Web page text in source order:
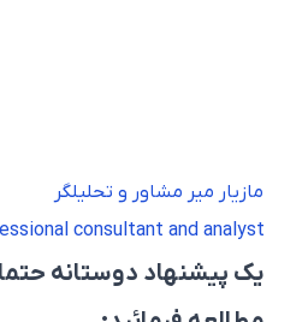
مازیار میر مشاور و تحلیلگر
consultant and analyst
یک پیشنهاد دوستانه حتما